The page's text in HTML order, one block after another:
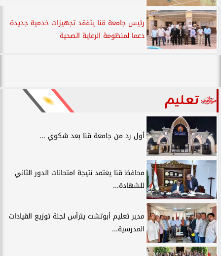
رئيس جامعة قنا يتفقد تجهيزات خدمية جديدة
دعما لمنظومة الرعاية الصحية
تعليم
أول رد من جامعة قنا بعد شكوي ...
محافظ قنا يعتمد نتيجة امتحانات الدور الثاني
للشهادة...
مدير تعليم أبوتشت يترأس لجنة توزيع القيادات
المدرسية...